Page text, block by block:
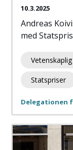
10.3.2025
Andreas
med
Statspriser
Delegationen